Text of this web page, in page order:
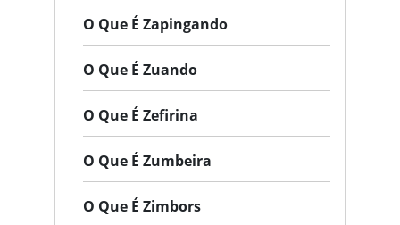
O Que É Zapingando
O Que É Zuando
O Que É Zefirina
O Que É Zumbeira
O Que É Zimbors